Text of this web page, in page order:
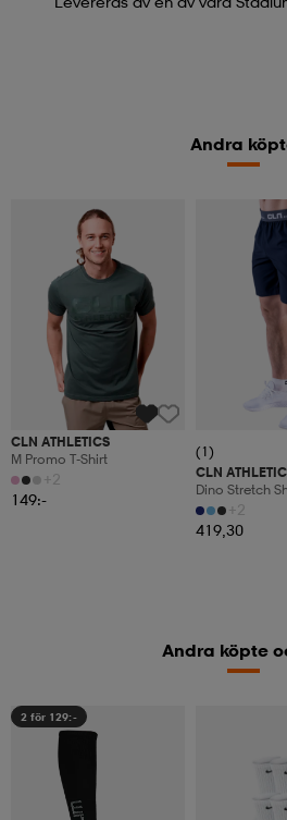
Andra
CLN ATHLETICS
M Promo T-Shirt
+2
149:-
(1)
CLN
Dino Stretch
+2
419,30
Andra köpte
2 för 129:-